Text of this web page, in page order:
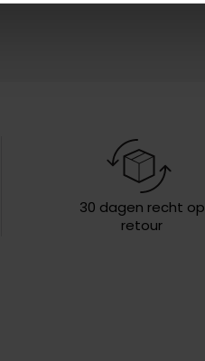
30 dagen recht op
retour